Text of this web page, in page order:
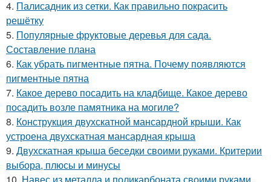
4. Палисадник из сетки. Как правильно покрасить
решётку
5. Популярные фруктовые деревья для сада.
Составление плана
6. Как убрать пигментные пятна. Почему появляются
пигментные пятна
7. Какое дерево посадить на кладбище. Какое дерево
посадить возле памятника на могиле?
8. Конструкция двухскатной мансардной крыши. Как
устроена двухскатная мансардная крыша
9. Двухскатная крыша беседки своими руками. Критерии
выбора, плюсы и минусы